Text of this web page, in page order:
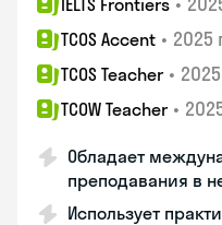
IELTS Frontiers
TCOS Accent • 2025
TCOS Teacher •
TCOW Teacher •
Обладает
преподавания в
Использует